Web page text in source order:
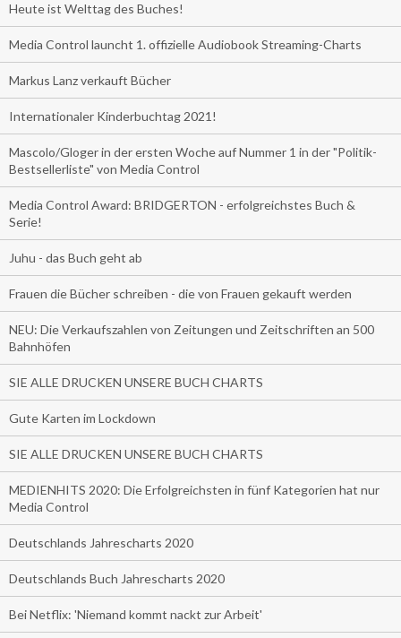
Heute ist Welttag des Buches!
Media Control launcht 1. offizielle Audiobook Streaming-Charts
Markus Lanz verkauft Bücher
Internationaler Kinderbuchtag 2021!
Mascolo/Gloger in der ersten Woche auf Nummer 1 in der "Politik-
Bestsellerliste" von Media Control
Media Control Award: BRIDGERTON - erfolgreichstes Buch &
Serie!
Juhu - das Buch geht ab
Frauen die Bücher schreiben - die von Frauen gekauft werden
NEU: Die Verkaufszahlen von Zeitungen und Zeitschriften an 500
Bahnhöfen
SIE ALLE DRUCKEN UNSERE BUCH CHARTS
Gute Karten im Lockdown
SIE ALLE DRUCKEN UNSERE BUCH CHARTS
MEDIENHITS 2020: Die Erfolgreichsten in fünf Kategorien hat nur
Media Control
Deutschlands Jahrescharts 2020
Deutschlands Buch Jahrescharts 2020
Bei Netflix: 'Niemand kommt nackt zur Arbeit'